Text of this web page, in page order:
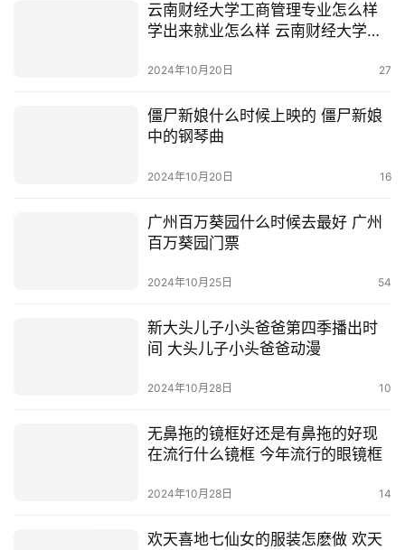
云南财经大学工商管理专业怎么样
学出来就业怎么样 云南财经大学国
2024年10月20日 27
僵尸新娘什么时候上映的 僵尸新娘
中的钢琴曲
2024年10月20日 16
广州百万葵园什么时候去最好 广州
百万葵园门票
2024年10月25日 54
新大头儿子小头爸爸第四季播出时
间 大头儿子小头爸爸动漫
2024年10月28日 10
无鼻拖的镜框好还是有鼻拖的好现
在流行什么镜框 今年流行的眼镜框
2024年10月28日 14
欢天喜地七仙女的服装怎麽做 欢天